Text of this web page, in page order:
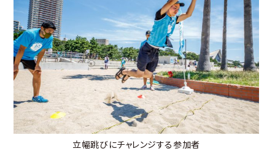
立幅跳びにチャレンジする参加者